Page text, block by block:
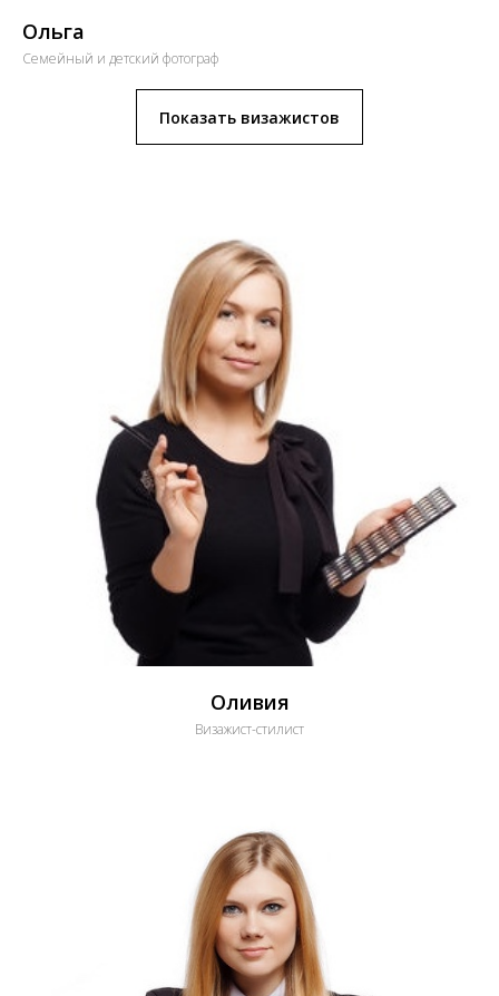
Ольга
Семейный и детский фотограф
Показать визажистов
Оливия
Визажист-стилист